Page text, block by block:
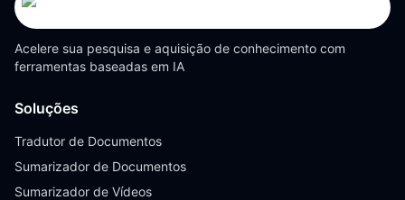
Acelere sua pesquisa e aquisição de conhecimento com
ferramentas baseadas em IA
Soluções
Tradutor de Documentos
Sumarizador de Documentos
Sumarizador de Vídeos